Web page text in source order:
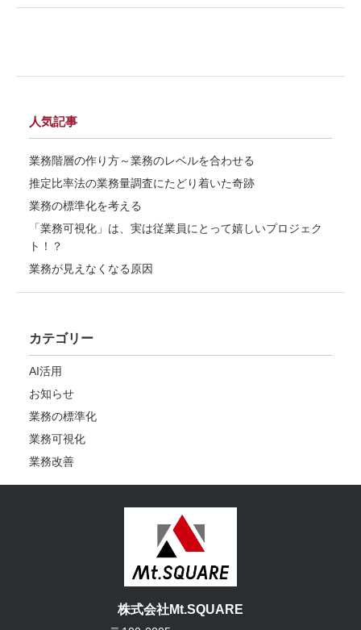
人気記事
業務階層の作り方～業務のレベルを合わせる
推定比率法の業務量調査にたどり着いた奇跡
業務の標準化を考える
「業務可視化」は、実は従業員にとって嬉しいプロジェク
ト！？
業務が見えなくなる原因
カテゴリー
AI活用
お知らせ
業務の標準化
業務可視化
業務改善
株式会社Mt.SQUARE